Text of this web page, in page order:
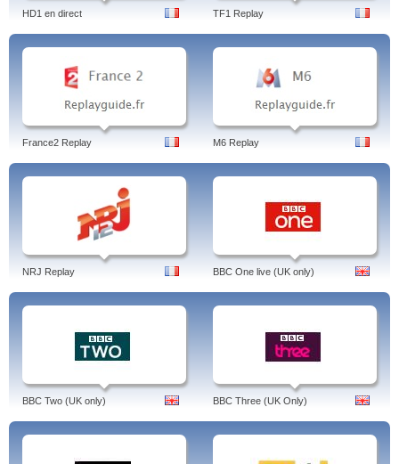
HD1 en direct TF1 Replay
France2 Replay M6 Replay
NRJ Replay BBC One live (UK only)
BBC Two (UK only) BBC Three (UK Only)